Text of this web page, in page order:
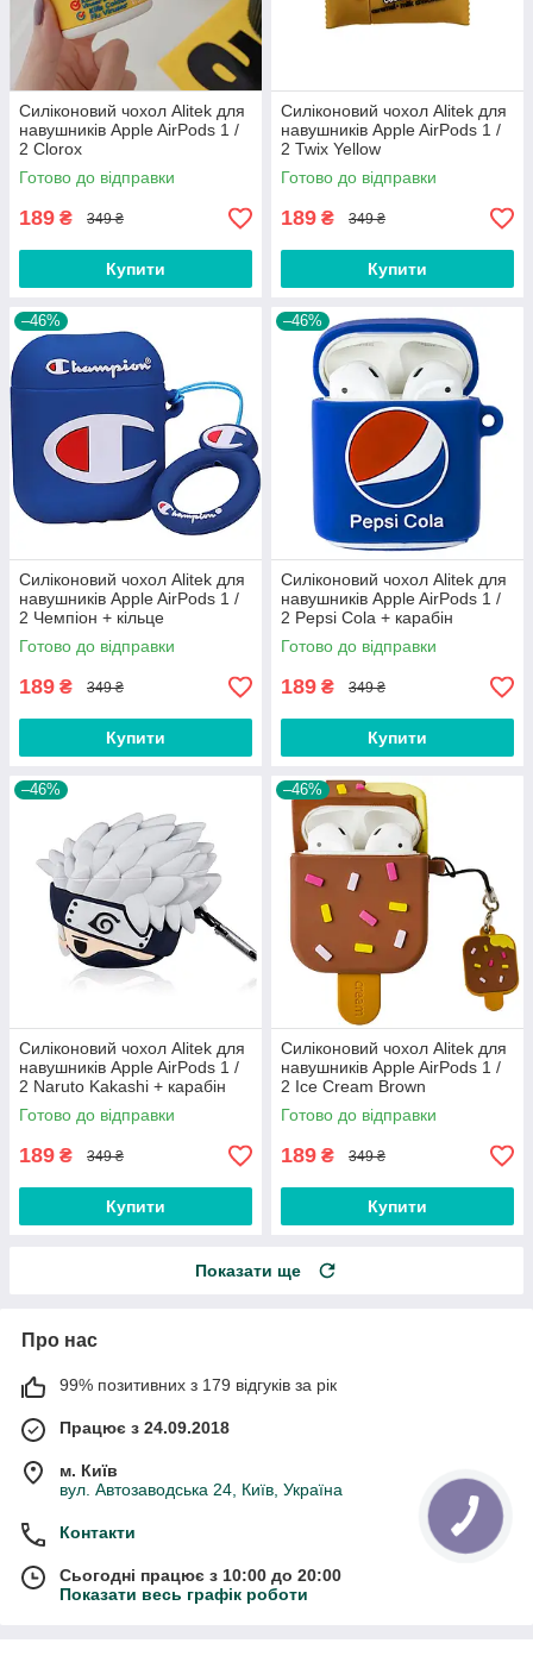
Силіконовий чохол Alitek для
навушників Apple AirPods 1 /
2 Clorox
Готово до відправки
189 ₴ 349 ₴
Купити
Силіконовий чохол Alitek для
навушників Apple AirPods 1 /
2 Twix Yellow
Готово до відправки
189 ₴ 349 ₴
Купити
–46%
Силіконовий чохол Alitek для
навушників Apple AirPods 1 /
2 Чемпіон + кільце
Готово до відправки
189 ₴ 349 ₴
Купити
–46%
Силіконовий чохол Alitek для
навушників Apple AirPods 1 /
2 Pepsi Cola + карабін
Готово до відправки
189 ₴ 349 ₴
Купити
–46%
Силіконовий чохол Alitek для
навушників Apple AirPods 1 /
2 Naruto Kakashi + карабін
Готово до відправки
189 ₴ 349 ₴
Купити
–46%
Силіконовий чохол Alitek для
навушників Apple AirPods 1 /
2 Ice Cream Brown
Готово до відправки
189 ₴ 349 ₴
Купити
Показати ще
Про нас
99% позитивних з 179 відгуків за рік
Працює з 24.09.2018
м. Київ
вул. Автозаводська 24, Київ, Україна
Контакти
Сьогодні працює з 10:00 до 20:00
Показати весь графік роботи